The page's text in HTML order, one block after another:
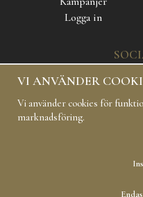
Logga in
VI ANVÄNDER
Vi använder cookies för
marknadsföring.